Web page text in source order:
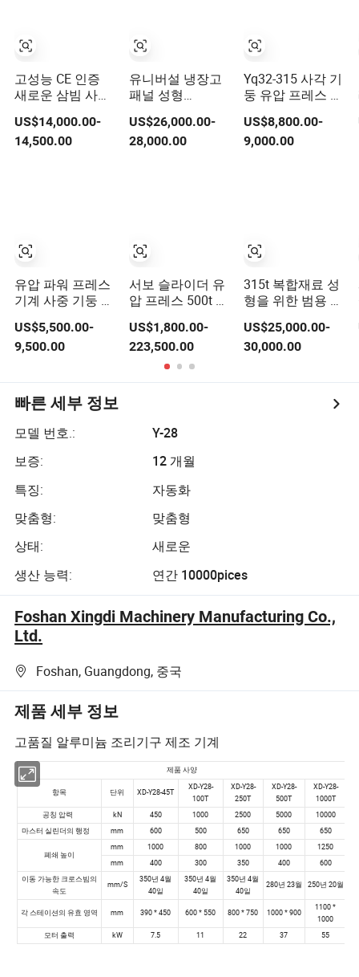
고성능 CE 인증
새로운 삼빔 사기
둥 범용 유압 프레
스
US$14,000.00-
14,500.00
유압 파워 프레스
기계 사중 기둥 깊
프레스
US$5,500.00-
9,500.00
유니버설 냉장고
패널 성형
500t/630t/800t
사중 기둥 유압 프
레스
US$26,000.00-
28,000.00
서보 슬라이더 유
압 프레스 500t 자
인트 단조
US$1,800.00-
223,500.00
Yq32-315 사각 기
둥 유압 프레스 기
계 자동 CNC 강철
다기능 범용
US$8,800.00-
9,000.00
315t 복합재료 성
형을 위한 범용 국
스가 CE 및 ISO 인
증을 통과했습니
US$25,000.00-
30,000.00
빠른 세부 정보
모델 번호.:
Y-28
보증:
12 개월
특징:
자동화
맞춤형:
맞춤형
상태:
새로운
생산 능력:
연간 10000pices
Foshan Xingdi Machinery Manufacturing Co.,
Ltd.
Foshan, Guangdong, 중국
제품 세부 정보
고품질 알루미늄 조리기구 제조 기계